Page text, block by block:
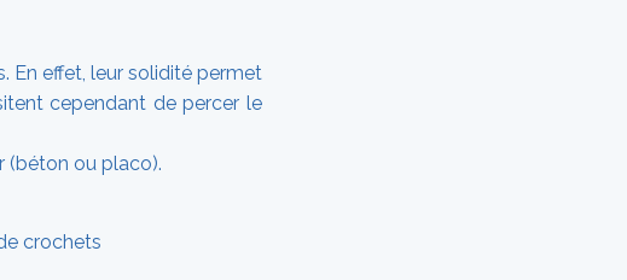
En effet, leur solidité permet
cependant de percer le
(béton ou placo).